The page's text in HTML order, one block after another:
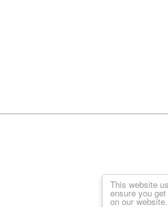
This website
ensure you
on our website.